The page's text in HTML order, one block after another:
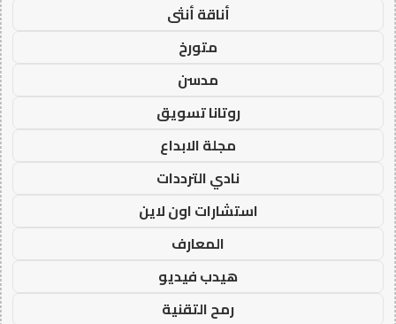
أناقة أنثى
متورخ
مدسن
روتانا تسويق
مجلة الابداع
نادي الترددات
استشارات اون لاين
المعارف
هيدب فيديو
رمح التقنية